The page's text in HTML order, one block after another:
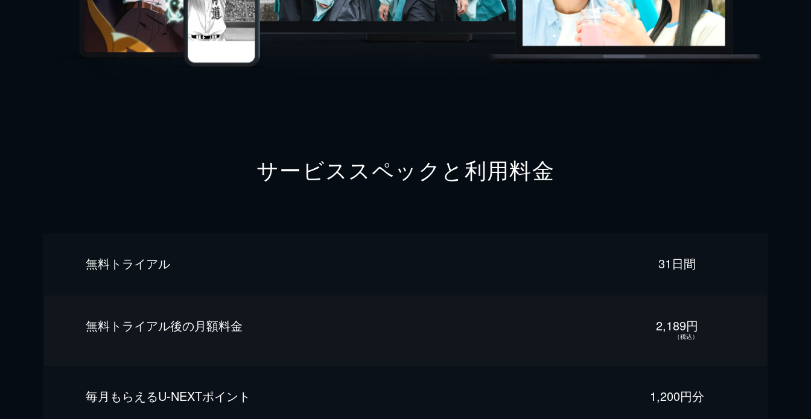
サービススペックと利用料金
無料トライアル 31日間
無料トライアル後の⽉額料金 2,189円
（税込）
毎⽉もらえるU-NEXTポイント 1,200円分